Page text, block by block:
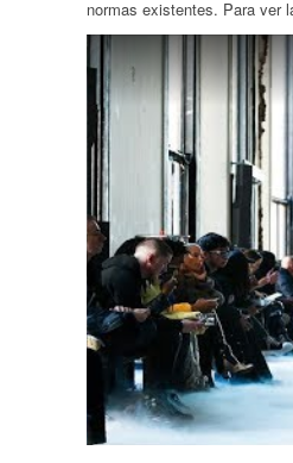
normas existentes. Para ver